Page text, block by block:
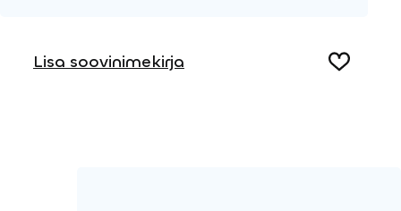
Lisa soovinimekirja